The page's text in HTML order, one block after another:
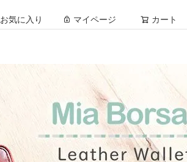
お気に入り マイページ カート